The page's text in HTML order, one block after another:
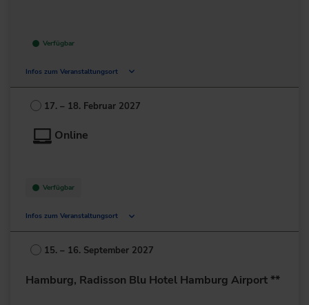
Verfügbar
Infos zum Veranstaltungsort
Amelia-Mary-Earhart-Straße 10
60549 Frankfurt am Main
17. – 18. Februar 2027
Online
Verfügbar
Infos zum Veranstaltungsort
Deutschland
+49 211/6214-201
15. – 16. September 2027
Hamburg, Radisson Blu Hotel Hamburg Airport **